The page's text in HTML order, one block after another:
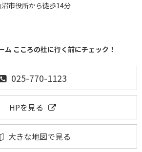
沼市役所から徒歩14分
ム こころの杜に行く前にチェック！
025-770-1123
HPを見る
大きな地図で見る